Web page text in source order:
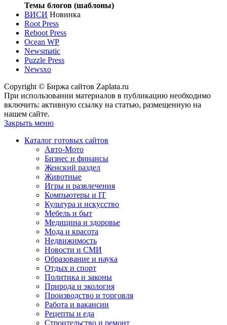
Темы блогов (шаблоны)
ВИСИ Новинка
Root Press
Reboot Press
Ocean WP
Newsmatic
Puzzle Press
Newsxo
Copyright © Биржа сайтов Zaplata.ru
При использовании материалов в публикацию необходимо
включить: активную ссылку на статью, размещенную на
нашем сайте.
Закрыть меню
Каталог готовых сайтов
Авто-Мото
Бизнес и финансы
Женский раздел
Животные
Игры и развлечения
Компьютеры и IT
Культура и искусство
Мебель и быт
Медицина и здоровье
Мода и красота
Недвижимость
Новости и СМИ
Образование и наука
Отдых и спорт
Политика и законы
Природа и экология
Производство и торговля
Работа и вакансии
Рецепты и еда
Строительство и ремонт